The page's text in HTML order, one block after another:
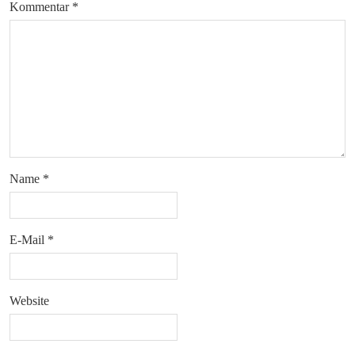
Kommentar *
Name *
E-Mail *
Website